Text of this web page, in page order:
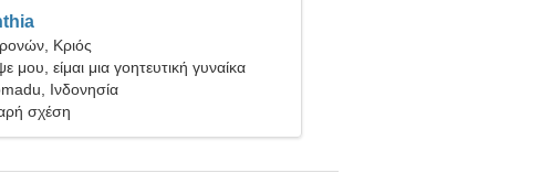
Κριός
μου, είμαι μια γοητευτική γυναίκα
Ινδονησία
σχέση